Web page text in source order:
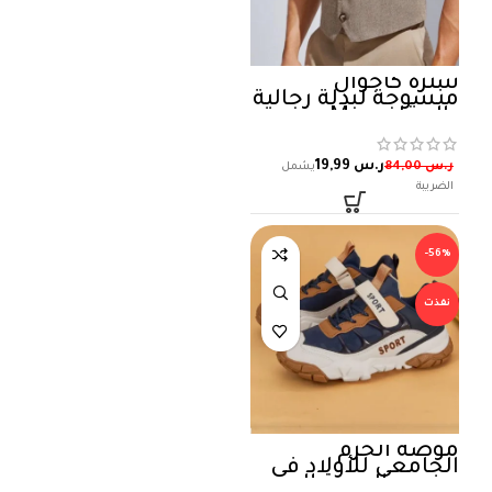
سترة كاجوال
منسوجة لبدلة رجالية
, المقاس : M
ر.س84,00 ر.س
-56%
نفذت
موضة الحرم
الجامعي للأولاد في
موسم العودة إلى